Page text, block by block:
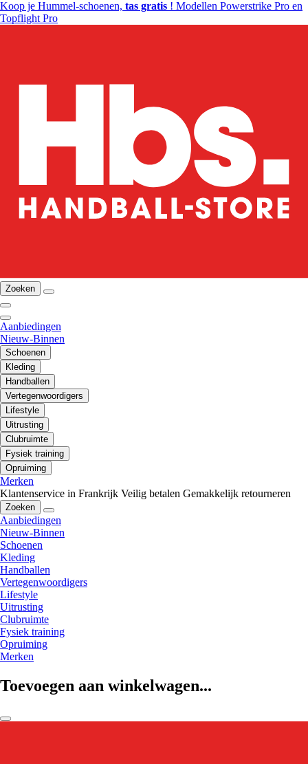
Koop je Hummel-schoenen, tas gratis ! Modellen Powerstrike Pro en
Topflight Pro
Zoeken
Aanbiedingen
Nieuw-Binnen
Schoenen
Kleding
Handballen
Vertegenwoordigers
Lifestyle
Uitrusting
Clubruimte
Fysiek training
Opruiming
Merken
Klantenservice in Frankrijk Veilig betalen Gemakkelijk retourneren
Zoeken
Aanbiedingen
Nieuw-Binnen
Schoenen
Kleding
Handballen
Vertegenwoordigers
Lifestyle
Uitrusting
Clubruimte
Fysiek training
Opruiming
Merken
Toevoegen aan winkelwagen...